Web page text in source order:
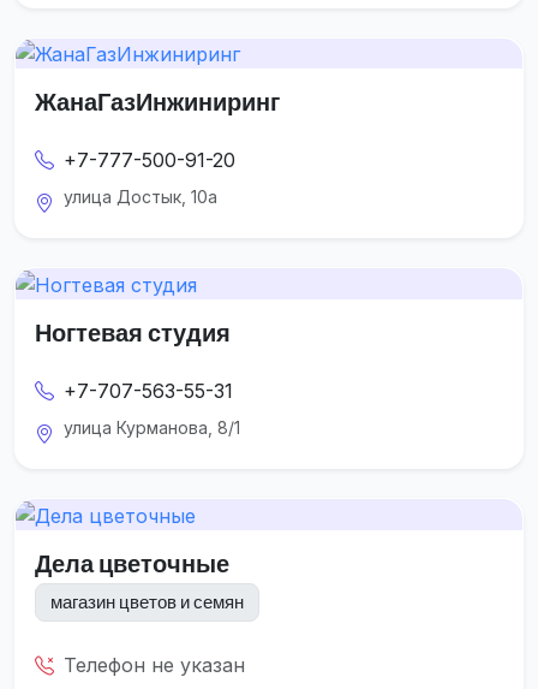
ЖанаГазИнжиниринг
+7-777-500-91-20
улица Достык, 10а
Ногтевая студия
+7-707-563-55-31
улица Курманова, 8/1
Дела цветочные
магазин цветов и семян
Телефон не указан